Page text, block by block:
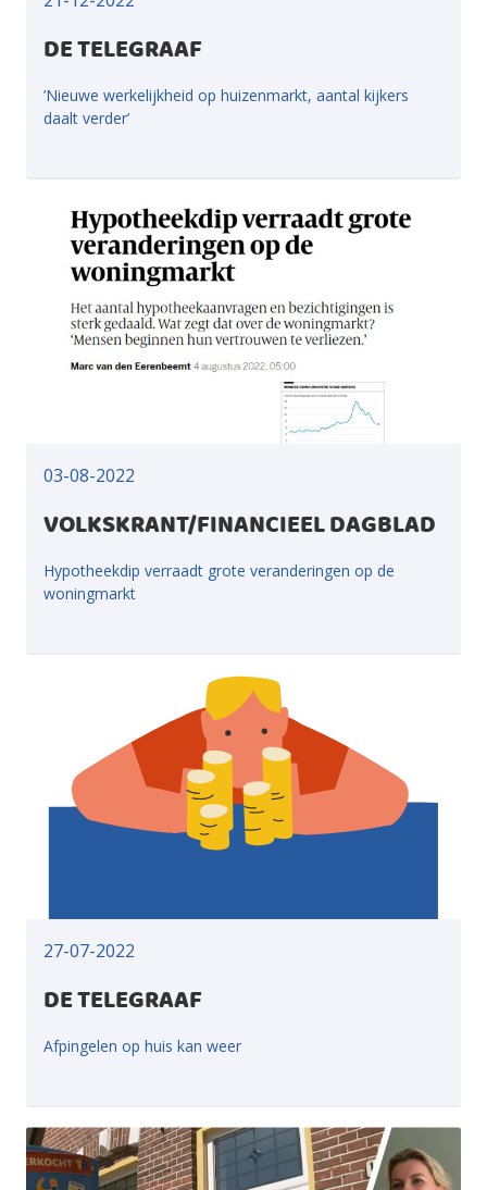
DE TELEGRAAF
’Nieuwe werkelijkheid op huizenmarkt, aantal kijkers
daalt verder’
03-08-2022
VOLKSKRANT/FINANCIEEL DAGBLAD
Hypotheekdip verraadt grote veranderingen op de
woningmarkt
27-07-2022
DE TELEGRAAF
Afpingelen op huis kan weer